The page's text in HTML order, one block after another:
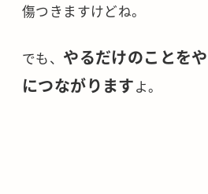
傷つきますけどね。
でも、 やるだけのことを
につながりますよ。